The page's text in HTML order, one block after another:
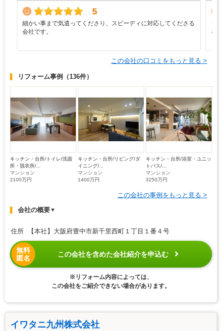
5
細かい事まで気遣ってくださり、スピーディに対応してくださる
会社です。
シ
な
この会社の口コミをもっと見る >
リフォーム事例 （136件）
キッチン・台所/トイレ/洗面
所・脱衣所/...
マンション
2100万円
キッチン・台所/リビング/ダ
イニング/...
マンション
1400万円
キッチン・台所/浴室・ユニッ
トバス/...
マンション
3250万円
この会社の事例をもっと見る >
会社の概要▼
住所 【本社】大阪府豊中市新千里西町１丁目１番４号
無料
匿名
この会社を含めた会社紹介を申込む
※リフォーム内容によっては、
この会社をご紹介できない場合があります。
イワタニ九州株式会社